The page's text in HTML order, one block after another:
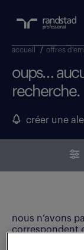
accueil / offres
oups…
recherche.
créer une
nous n’avons
correspondent